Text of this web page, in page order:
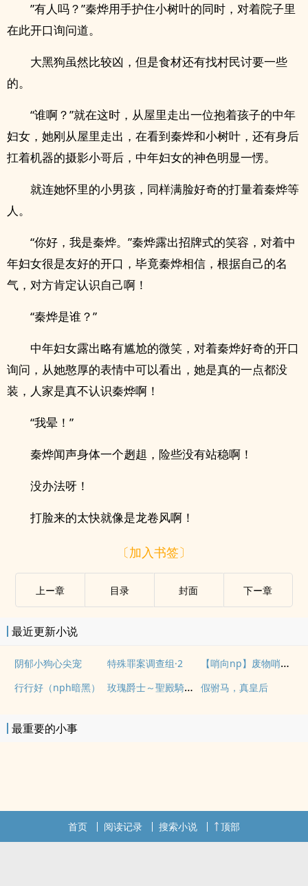
”有人吗？”秦烨用手护住小树叶的同时，对着院子里
在此开口询问道。
大黑狗虽然比较凶，但是食材还有找村民讨要一些
的。
“谁啊？”就在这时，从屋里走出一位抱着孩子的中年
妇女，她刚从屋里走出，在看到秦烨和小树叶，还有身后
扛着机器的摄影小哥后，中年妇女的神色明显一愣。
就连她怀里的小男孩，同样满脸好奇的打量着秦烨等
人。
“你好，我是秦烨。”秦烨露出招牌式的笑容，对着中
年妇女很是友好的开口，毕竟秦烨相信，根据自己的名
气，对方肯定认识自己啊！
“秦烨是谁？”
中年妇女露出略有尴尬的微笑，对着秦烨好奇的开口
询问，从她憨厚的表情中可以看出，她是真的一点都没
装，人家是真不认识秦烨啊！
“我晕！”
秦烨闻声身体一个趔趄，险些没有站稳啊！
没办法呀！
打脸来的太快就像是龙卷风啊！
〔加入书签〕
上ー章 目录 封面 下ー章
最近更新小说
阴郁小狗心尖宠 特殊罪案调查组·2 【哨向np】废物哨兵求生指南
行行好（nph暗黑） 玫瑰爵士～聖殿騎士團 3 假驸马，真皇后
最重要的小事
首页 阅读记录 搜索小说 顶部